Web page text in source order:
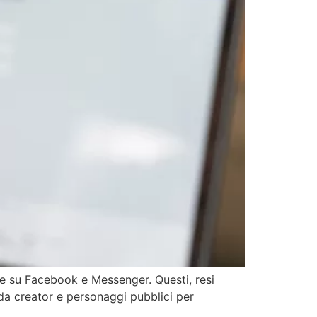
Facebook e Messenger. Questi, resi
creator e personaggi pubblici per